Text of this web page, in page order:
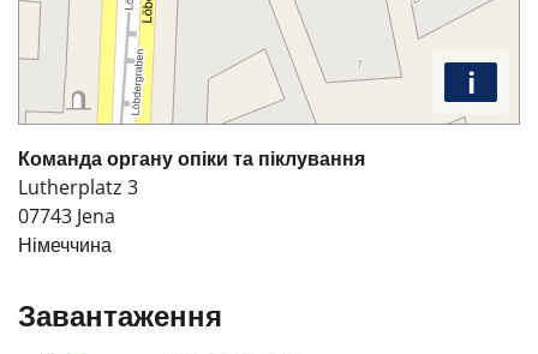
i
Команда органу опіки та піклування
Lutherplatz 3
07743 Jena
Німеччина
Завантаження